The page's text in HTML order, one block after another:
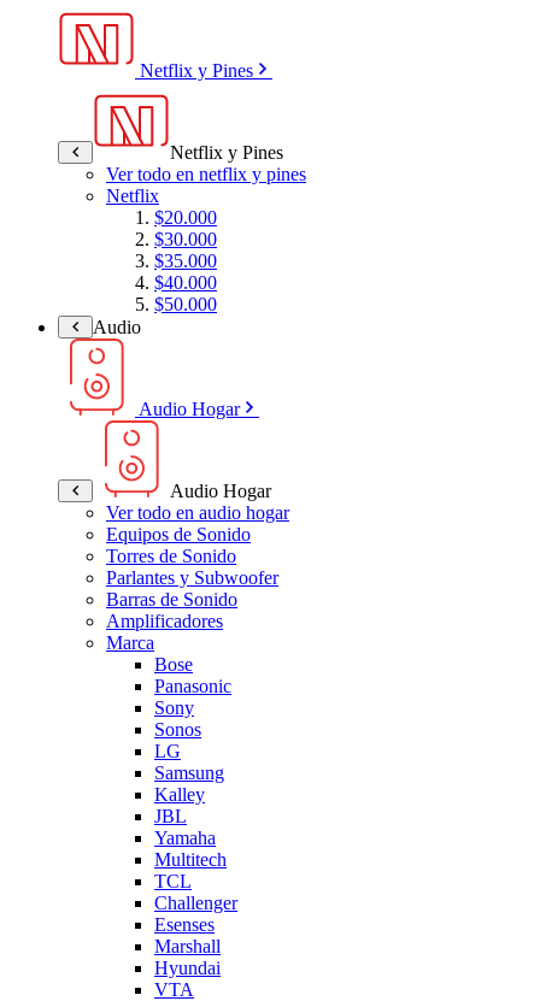
Netflix y Pines
Netflix y Pines
Ver todo en netflix y pines
Netflix
$20.000
$30.000
$35.000
$40.000
$50.000
Audio
Audio Hogar
Audio Hogar
Ver todo en audio hogar
Equipos de Sonido
Torres de Sonido
Parlantes y Subwoofer
Barras de Sonido
Amplificadores
Marca
Bose
Panasonic
Sony
Sonos
LG
Samsung
Kalley
JBL
Yamaha
Multitech
TCL
Challenger
Esenses
Marshall
Hyundai
VTA